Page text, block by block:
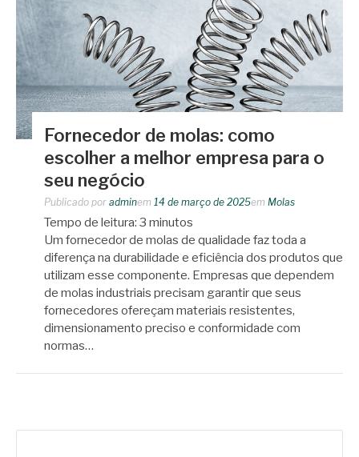
Fornecedor de molas: como
escolher a melhor empresa para o
seu negócio
Publicado por adminem 14 de março de 2025em Molas
Tempo de leitura: 3 minutos
Um fornecedor de molas de qualidade faz toda a
diferença na durabilidade e eficiência dos produtos que
utilizam esse componente. Empresas que dependem
de molas industriais precisam garantir que seus
fornecedores ofereçam materiais resistentes,
dimensionamento preciso e conformidade com
normas…